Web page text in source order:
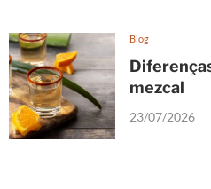
Blog
mezcal
23/07/2026